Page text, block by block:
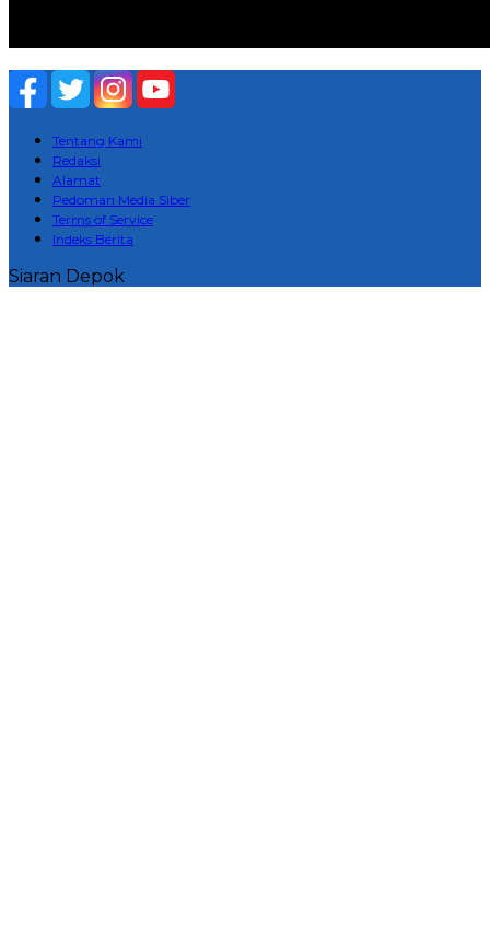
Tentang Kami
Redaksi
Alamat
Pedoman Media Siber
Terms of Service
Indeks Berita
Siaran Depok